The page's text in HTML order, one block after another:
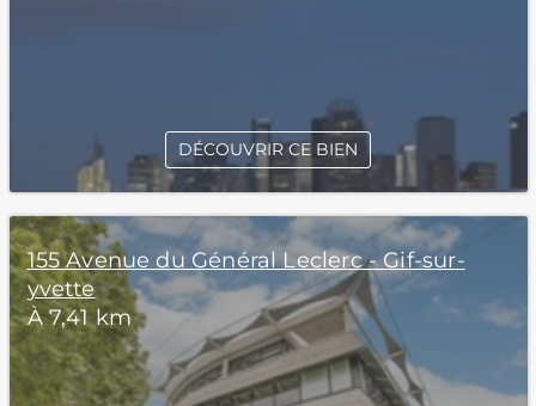
DÉCOUVRIR CE BIEN
155 Avenue du Général Leclerc - Gif-sur-
yvette
À 7,41 km